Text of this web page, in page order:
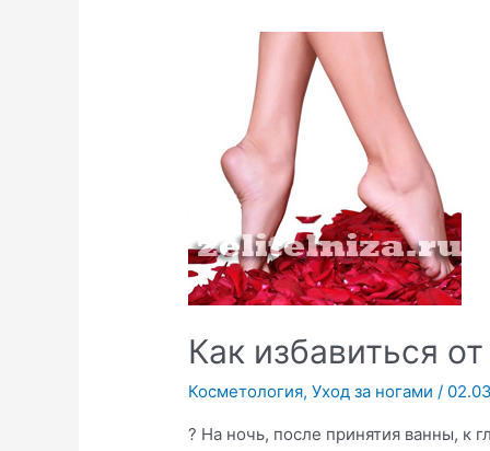
Как избавиться
Косметология,Уход за ногами /
? На ночь, после принятия ванны, к